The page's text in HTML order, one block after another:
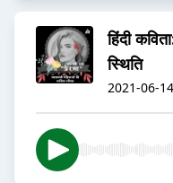
हिंदी
स्थिति
2021-06-14